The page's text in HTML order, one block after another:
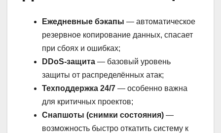
Ежедневные бэкапы — автоматическое
резервное копирование данных, спасает
при сбоях и ошибках;
DDoS-защита — базовый уровень
защиты от распределённых атак;
Техподдержка 24/7 — особенно важна
для критичных проектов;
Снапшоты (снимки состояния) —
возможность быстро откатить систему к